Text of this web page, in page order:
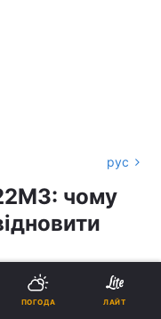
рус
чому
ПОГОДА ЛАЙТ